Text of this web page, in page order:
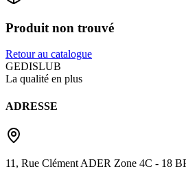
Produit non trouvé
Retour au catalogue
GEDISLUB
La qualité en plus
ADRESSE
11, Rue Clément ADER Zone 4C - 18